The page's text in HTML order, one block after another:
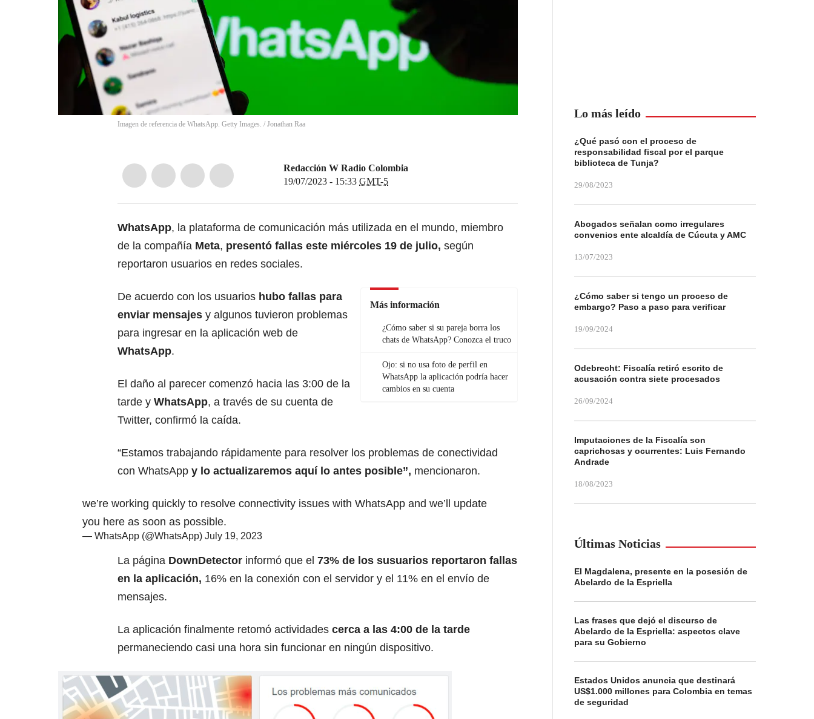
Imagen de referencia de WhatsApp. Getty Images. / Jonathan Raa
Redacción W Radio Colombia
19/07/2023 - 15:33 GMT-5
WhatsApp, la plataforma de comunicación más utilizada en el mundo, miembro
de la compañía Meta, presentó fallas este miércoles 19 de julio, según
reportaron usuarios en redes sociales.
Más información
¿Cómo saber si su pareja borra los
chats de WhatsApp? Conozca el truco
Ojo: si no usa foto de perfil en
WhatsApp la aplicación podría hacer
cambios en su cuenta
De acuerdo con los usuarios hubo fallas para
enviar mensajes y algunos tuvieron problemas
para ingresar en la aplicación web de
WhatsApp.
El daño al parecer comenzó hacia las 3:00 de la
tarde y WhatsApp, a través de su cuenta de
Twitter, confirmó la caída.
“Estamos trabajando rápidamente para resolver los problemas de conectividad
con WhatsApp y lo actualizaremos aquí lo antes posible”, mencionaron.
we’re working quickly to resolve connectivity issues with WhatsApp and we’ll update
you here as soon as possible.
— WhatsApp (@WhatsApp) July 19, 2023
La página DownDetector informó que el 73% de los susuarios reportaron fallas
en la aplicación, 16% en la conexión con el servidor y el 11% en el envío de
mensajes.
La aplicación finalmente retomó actividades cerca a las 4:00 de la tarde
permaneciendo casi una hora sin funcionar en ningún dispositivo.
Lo más leído
¿Qué pasó con el proceso de
responsabilidad fiscal por el parque
biblioteca de Tunja?
29/08/2023
Abogados señalan como irregulares
convenios ente alcaldía de Cúcuta y AMC
13/07/2023
¿Cómo saber si tengo un proceso de
embargo? Paso a paso para verificar
19/09/2024
Odebrecht: Fiscalía retiró escrito de
acusación contra siete procesados
26/09/2024
Imputaciones de la Fiscalía son
caprichosas y ocurrentes: Luis Fernando
Andrade
18/08/2023
Últimas Noticias
El Magdalena, presente en la posesión de
Abelardo de la Espriella
Las frases que dejó el discurso de
Abelardo de la Espriella: aspectos clave
para su Gobierno
Estados Unidos anuncia que destinará
US$1.000 millones para Colombia en temas
de seguridad